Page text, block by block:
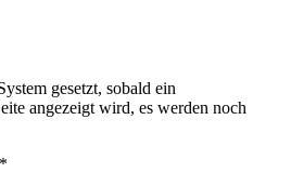
gesetzt, sobald ein
angezeigt wird, es werden noch